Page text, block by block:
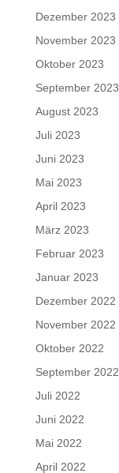
Dezember 2023
November 2023
Oktober 2023
September 2023
August 2023
Juli 2023
Juni 2023
Mai 2023
April 2023
März 2023
Februar 2023
Januar 2023
Dezember 2022
November 2022
Oktober 2022
September 2022
Juli 2022
Juni 2022
Mai 2022
April 2022